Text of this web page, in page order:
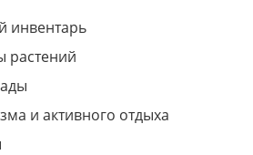
инвентарь
растений
и активного отдыха